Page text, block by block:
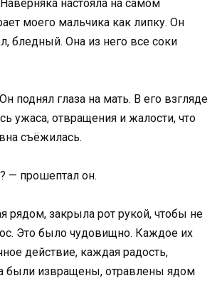
настояла на самом
моего мальчика как липку. Он
бледный. Она из него все соки
поднял глаза на мать. В его взгляде
ужаса, отвращения и жалости, что
съёжилась.
— прошептал он.
рядом, закрыла рот рукой, чтобы не
Это было чудовищно. Каждое их
действие, каждая радость,
были извращены, отравлены ядом